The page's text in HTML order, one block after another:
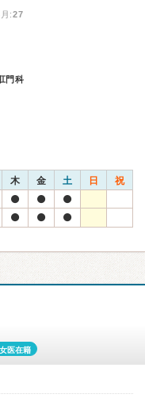
:27
門科
木 金 土 日 祝
女医在籍